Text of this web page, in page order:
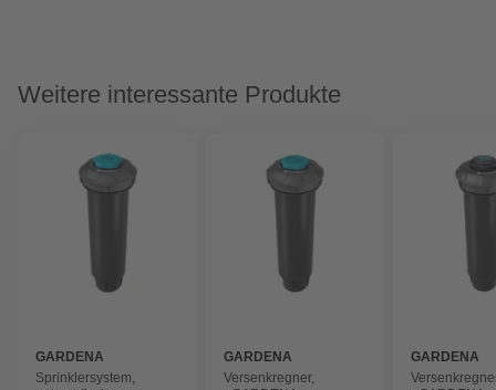
Weitere interessante Produkte
GARDENA
Sprinklersystem,
GARDENA
Versenkregner,
GARDENA